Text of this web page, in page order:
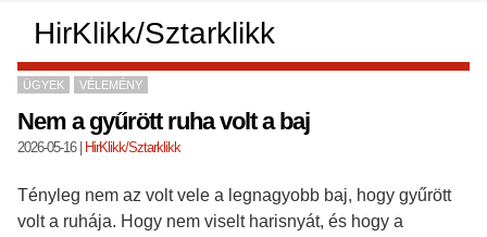
HirKlikk/Sztarklikk
ÜGYEK VÉLEMÉNY
Nem a gyűrött ruha volt a baj
2026-05-16| HirKlikk/Sztarklikk
Tényleg nem az volt vele a legnagyobb baj, hogy gyűrött
volt a ruhája. Hogy nem viselt harisnyát, és hogy a